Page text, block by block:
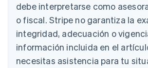
debe interpretarse como
o fiscal. Stripe no garantiza la
integridad, adecuación o
información incluida en el
necesitas asistencia para tu
Australia
English
Austria
Deutsch English
Bélgica
NederlandsFrançaisDeutschEnglish